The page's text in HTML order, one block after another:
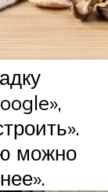
можно